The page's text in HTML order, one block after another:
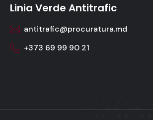
Linia Verde Antitrafic
antitrafic@procuratura.md
+373 69 99 90 21